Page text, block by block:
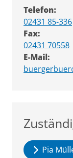
Telefon:
02431 85-336
Fax:
02431 70558
E-Mail:
Pia